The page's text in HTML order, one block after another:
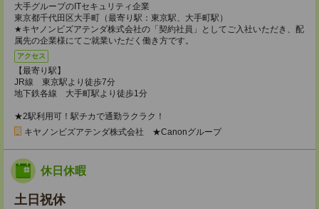
大手グループのITセキュリティ企業
東京都千代田区大手町（最寄り駅：東京駅、大手町駅）
★キヤノンビズアテンダ株式会社の「契約社員」としてご入社いただき、配
属先の企業様にてご就業いただく働き方です。
アクセス
【最寄り駅】
JR線 東京駅より徒歩7分
地下鉄各線 大手町駅より徒歩1分
★2駅利用可！駅チカで通勤ラクラク！
キヤノンビズアテンダ株式会社 ★Canonグループ
休日休暇
土日祝休